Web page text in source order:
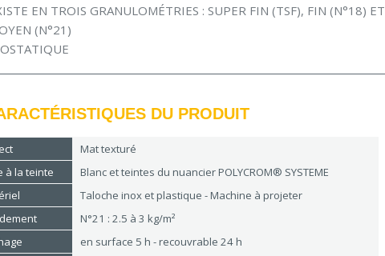
EN TROIS GRANULOMÉTRIES : SUPER FIN (TSF), FIN (N°18) ET
(N°21)
DU PRODUIT
Mat texturé
à la teinte
Blanc et teintes du nuancier POLYCROM® SYSTEME
Taloche inox et plastique - Machine à projeter
N°21 : 2.5 à 3 kg/m²
en surface 5 h - recouvrable 24 h